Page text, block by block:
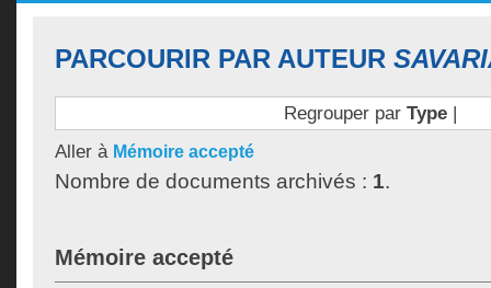
PARCOURIR PAR AUTEUR
Regrouper par Type|
Aller à Mémoire accepté
Nombre de documents archivés : 1.
Mémoire accepté